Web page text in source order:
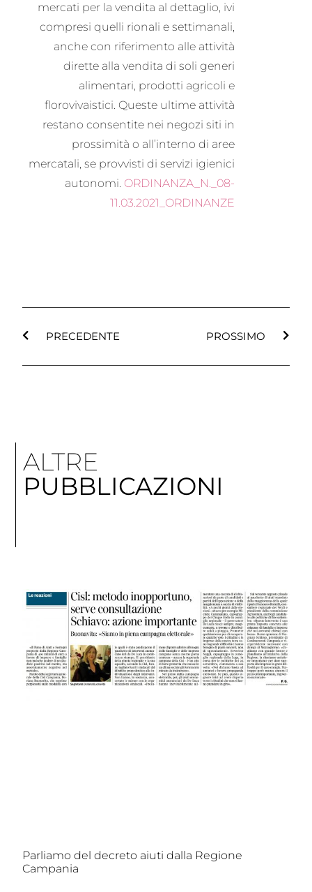
mercati per la vendita al dettaglio, ivi
compresi quelli rionali e settimanali,
anche con riferimento alle attività
dirette alla vendita di soli generi
alimentari, prodotti agricoli e
florovivaistici. Queste ultime attività
restano consentite nei negozi siti in
prossimità o all’interno di aree
mercatali, se provvisti di servizi igienici
autonomi. ORDINANZA_N._08-
11.03.2021_ORDINANZE
PRECEDENTE PROSSIMO
ALTRE
PUBBLICAZIONI
Parliamo del decreto aiuti dalla Regione
Campania